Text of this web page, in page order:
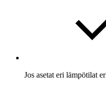
Jos asetat eri lämpötilat